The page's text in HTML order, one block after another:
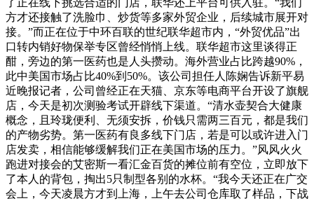
了正在线下挑选合适的门店，联华还上平台可供入驻。“我们
方才还接触了洗脸巾、炒货等多家外贸企业，后续城市展开对
接。”而正在位于中环百联的世纪联华超市内，“外贸优品”出
口转内销好物保举专区曾经悄悄上线。联华超市这里谈得正
酣，旁边的第一医药也是人头攒动。海外营业占比跨越90%，
此中美国市场占比40%到50%。该公司担任人陈娴告诉新平易
近晚报记者，公司曾经正在天猫、京东等电商平台开设了旗舰
店，今天是初次测验考试开辟线下渠道。“清水壶契合大健康
概念，且玲珑便利、无须安拆，价钱只需两三百元，都是我们
的产物劣势。第一医药有良多线下门店，若是可以或许进入门
店发卖，相信能够缓解我们正在美国市场的压力。”风风火火
跑进对接会的艾密斯一看汇金百货的摊位前有空位，立即放下
了本人的背包，掏出5只制型各别的水杯。“我今天还正在广交
会上，今天凌晨方才到上海，上午去公司仓库取了样品，下战